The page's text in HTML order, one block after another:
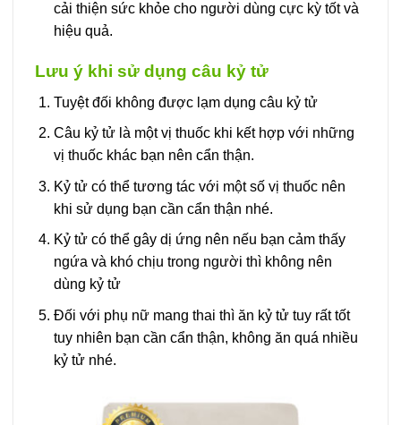
cải thiện sức khỏe cho người dùng cực kỳ tốt và
hiệu quả.
Lưu ý khi sử dụng câu kỷ tử
Tuyệt đối không được lạm dụng câu kỷ tử
Câu kỷ tử là một vị thuốc khi kết hợp với những
vị thuốc khác bạn nên cẩn thận.
Kỷ tử có thể tương tác với một số vị thuốc nên
khi sử dụng bạn cần cẩn thận nhé.
Kỷ tử có thể gây dị ứng nên nếu bạn cảm thấy
ngứa và khó chịu trong người thì không nên
dùng kỷ tử
Đối với phụ nữ mang thai thì ăn kỷ tử tuy rất tốt
tuy nhiên bạn cần cẩn thận, không ăn quá nhiều
kỷ tử nhé.